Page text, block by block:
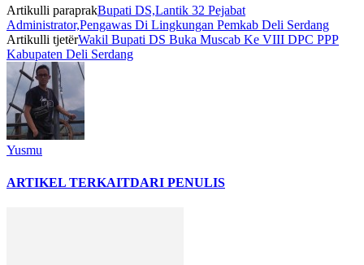
Artikulli paraprakBupati DS,Lantik 32 Pejabat
Administrator,Pengawas Di Lingkungan Pemkab Deli Serdang
Artikulli tjetërWakil Bupati DS Buka Muscab Ke VIII DPC PPP
Kabupaten Deli Serdang
Yusmu
ARTIKEL TERKAITDARI PENULIS